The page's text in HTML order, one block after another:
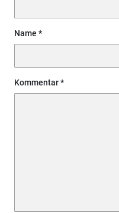
Name
Kommentar